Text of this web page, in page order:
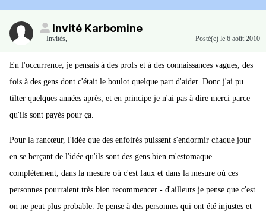
Invité Karbomine
Invités, Posté(e) le 6 août 2010
En l'occurrence, je pensais à des profs et à des connaissances vagues, des
fois à des gens dont c'était le boulot quelque part d'aider. Donc j'ai pu
tilter quelques années après, et en principe je n'ai pas à dire merci parce
qu'ils sont payés pour ça.
Pour la rancœur, l'idée que des enfoirés puissent s'endormir chaque jour
en se berçant de l'idée qu'ils sont des gens bien m'estomaque
complètement, dans la mesure où c'est faux et dans la mesure où ces
personnes pourraient très bien recommencer - d'ailleurs je pense que c'est
on ne peut plus probable. Je pense à des personnes qui ont été injustes et